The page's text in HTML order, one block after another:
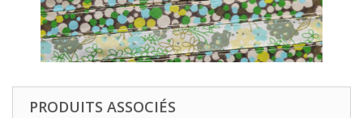
PRODUITS ASSOCIÉS